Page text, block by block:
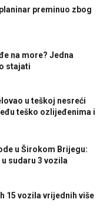
preminuo zbog
na more? Jedna
stajati
u teškoj nesreći
teško ozlijeđenima i
u Širokom Brijegu:
sudaru 3 vozila
15 vozila vrijednih više